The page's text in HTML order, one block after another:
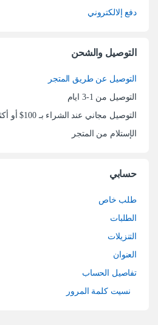
دفع إلالكتروني
التوصيل والشحن
التوصيل عن طريق المتجر
التوصيل من 1-3 ايام
التوصيل مجاني عند الشراء بـ 100$ أو أكثر
الإستلام من المتجر
حسابي
طلب خاص
الطلبات
التنزيلات
العنوان
تفاصيل الحساب
نسيت كلمة المرور